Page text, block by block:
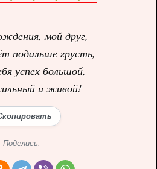
мой друг,
подальше грусть,
успех большой,
и живой!
Поделись: